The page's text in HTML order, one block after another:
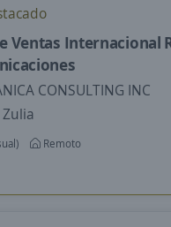
Ventas Internacional
CONSULTING INC
Remoto